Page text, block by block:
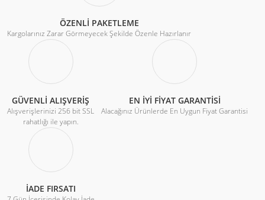
ÖZENLİ PAKETLEME
Kargolarınız Zarar Görmeyecek Şekilde Özenle Hazırlanır
GÜVENLİ ALIŞVERİŞ
Alışverişlerinizi 256 bit SSL
rahatlığı ile yapın.
EN İYİ FİYAT GARANTİSİ
Alacağınız Ürünlerde En Uygun Fiyat Garantisi
İADE FIRSATI